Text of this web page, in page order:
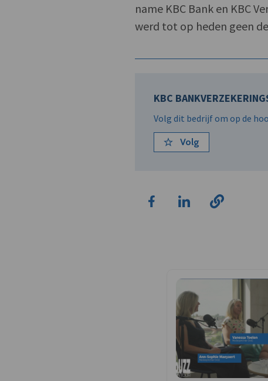
name KBC Bank en KBC
werd tot op heden geen
KBC
Volg dit bedrijf om op de
Volg